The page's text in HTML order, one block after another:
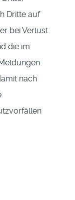
Dritte auf
bei Verlust
die im
nach